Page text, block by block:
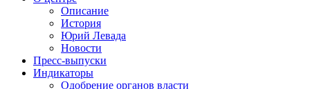
Описание
История
Юрий Левада
Новости
Пресс-выпуски
Индикаторы
Одобрение органов власти